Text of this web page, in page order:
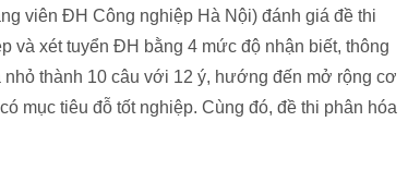
viên ĐH Công nghiệp Hà Nội) đánh giá đề thi
và xét tuyển ĐH bằng 4 mức độ nhận biết, thông
thành 10 câu với 12 ý, hướng đến mở rộng cơ
mục tiêu đỗ tốt nghiệp. Cùng đó, đề thi phân hóa